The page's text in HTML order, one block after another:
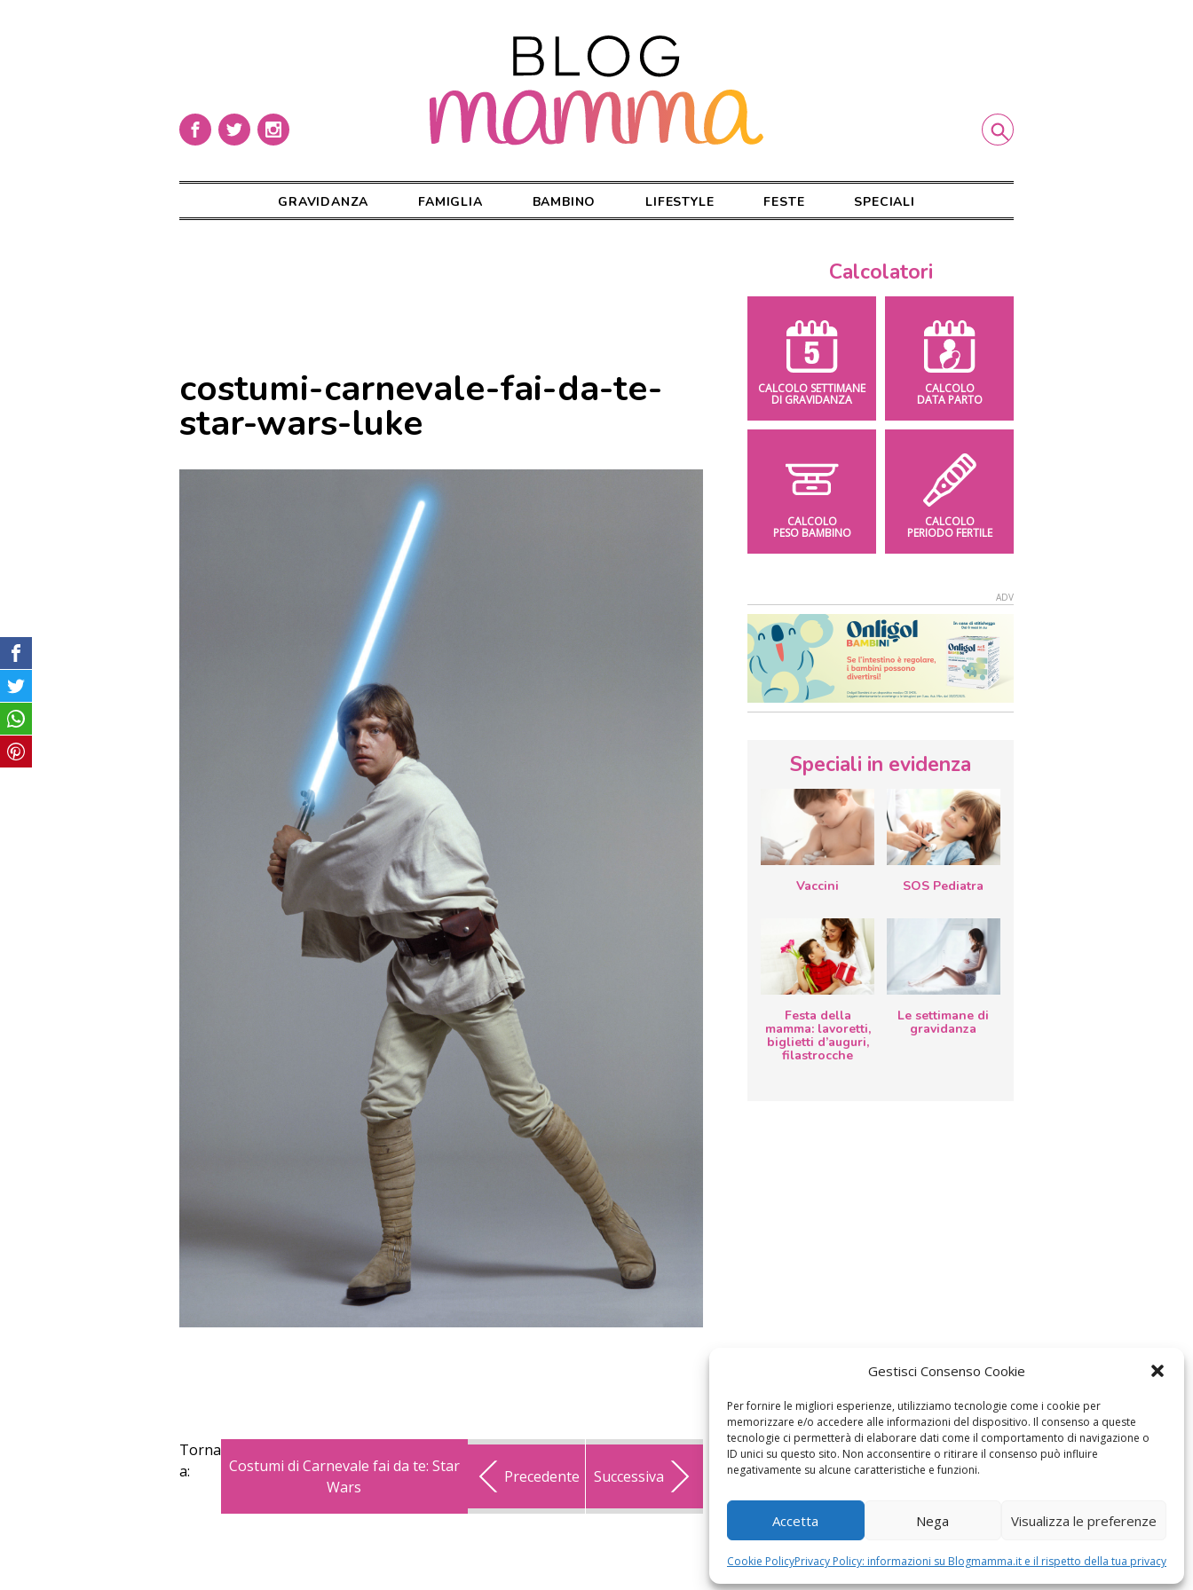
Gestisci Consenso Cookie
Per fornire le migliori esperienze, utilizziamo tecnologie come i cookie per
memorizzare e/o accedere alle informazioni del dispositivo. Il consenso a queste
tecnologie ci permetterà di elaborare dati come il comportamento di navigazione o
ID unici su questo sito. Non acconsentire o ritirare il consenso può influire
negativamente su alcune caratteristiche e funzioni.
Accetta Nega Visualizza le preferenze
Cookie PolicyPrivacy Policy: informazioni su Blogmamma.it e il rispetto della tua privacy
GRAVIDANZA FAMIGLIA BAMBINO LIFESTYLE FESTE SPECIALI
costumi-carnevale-fai-da-te-
star-wars-luke
Torna
a:
Costumi di Carnevale fai da te: Star
Wars
Precedente Successiva
Calcolatori
CALCOLO SETTIMANE
DI GRAVIDANZA
CALCOLO
DATA PARTO
CALCOLO
PESO BAMBINO
CALCOLO
PERIODO FERTILE
Speciali in evidenza
Vaccini SOS Pediatra
Festa della
mamma: lavoretti,
biglietti d’auguri,
filastrocche
Le settimane di
gravidanza